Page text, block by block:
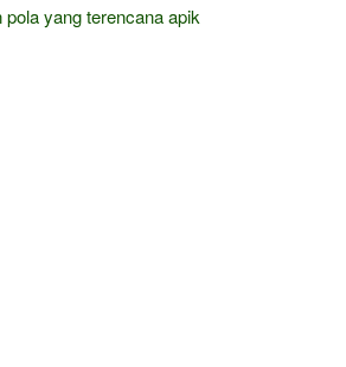
yang terencana apik